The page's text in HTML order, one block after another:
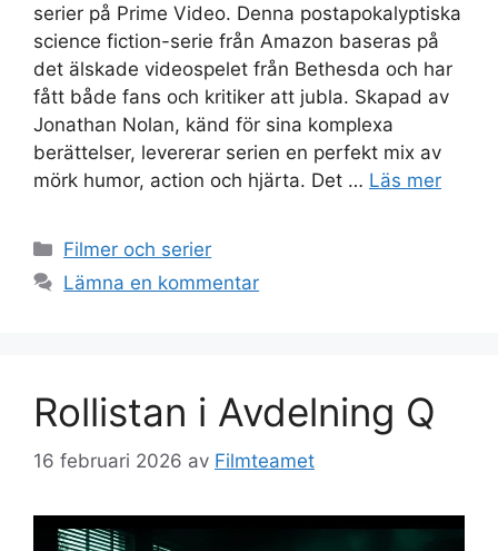
serier på Prime Video. Denna postapokalyptiska
science fiction-serie från Amazon baseras på
det älskade videospelet från Bethesda och har
fått både fans och kritiker att jubla. Skapad av
Jonathan Nolan, känd för sina komplexa
berättelser, levererar serien en perfekt mix av
mörk humor, action och hjärta. Det … Läs mer
Kategorier
Filmer och serier
Lämna en kommentar
Rollistan i Avdelning Q
16 februari 2026 av Filmteamet